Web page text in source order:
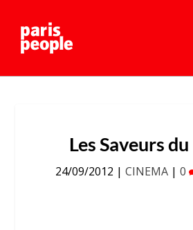
Les Saveurs
24/09/2012 | CINEMA | 0